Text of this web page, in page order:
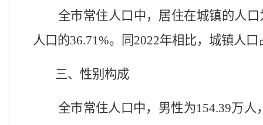
全市常住人口中，居住在城镇的人口
人口的36.71%。同 2022年相比，城镇人
三、性别构成
全市常住人口中，男性为154.39万人